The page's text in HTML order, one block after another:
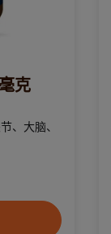
克
、大脑、